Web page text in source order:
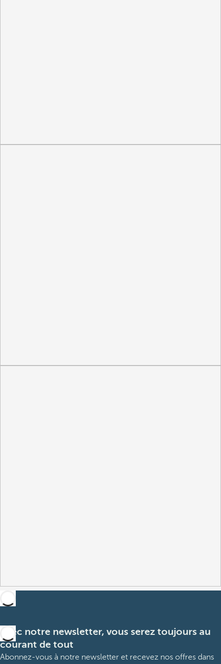
Avec notre newsletter, vous serez toujours au
courant de tout
Abonnez-vous à notre newsletter et recevez nos offres dans